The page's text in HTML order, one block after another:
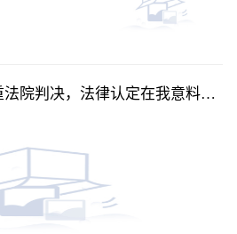
院判决，法律认定在我意料之